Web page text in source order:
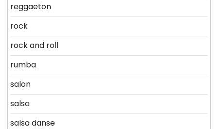
reggaeton
rock
rock and roll
rumba
salon
salsa
salsa danse